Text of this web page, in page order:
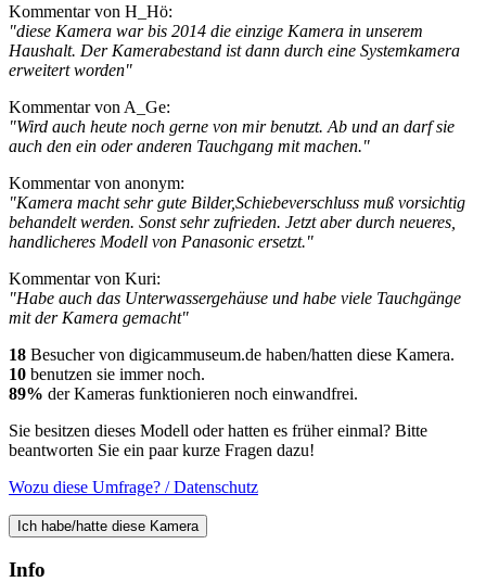
Kommentar von H_Hö:
"diese Kamera war bis 2014 die einzige Kamera in unserem
Haushalt. Der Kamerabestand ist dann durch eine Systemkamera
erweitert worden"
Kommentar von A_Ge:
"Wird auch heute noch gerne von mir benutzt. Ab und an darf sie
auch den ein oder anderen Tauchgang mit machen."
Kommentar von anonym:
"Kamera macht sehr gute Bilder,Schiebeverschluss muß vorsichtig
behandelt werden. Sonst sehr zufrieden. Jetzt aber durch neueres,
handlicheres Modell von Panasonic ersetzt."
Kommentar von Kuri:
"Habe auch das Unterwassergehäuse und habe viele Tauchgänge
mit der Kamera gemacht"
18 Besucher von digicammuseum.de haben/hatten diese Kamera.
10 benutzen sie immer noch.
89% der Kameras funktionieren noch einwandfrei.
Sie besitzen dieses Modell oder hatten es früher einmal? Bitte
beantworten Sie ein paar kurze Fragen dazu!
Wozu diese Umfrage? / Datenschutz
Ich habe/hatte diese Kamera
Info